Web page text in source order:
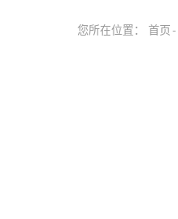
您所在位置： 首页